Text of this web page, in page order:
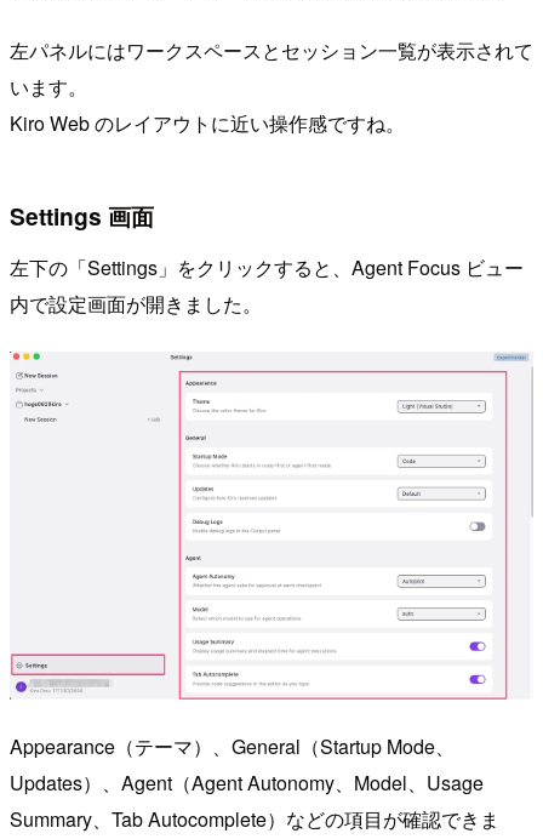
左パネルにはワークスペースとセッション一覧が表示されて
います。
Kiro Web のレイアウトに近い操作感ですね。
Settings 画面
左下の「Settings」をクリックすると、Agent Focus ビュー
内で設定画面が開きました。
Appearance（テーマ）、General（Startup Mode、
Updates）、Agent（Agent Autonomy、Model、Usage
Summary、Tab Autocomplete）などの項目が確認できま